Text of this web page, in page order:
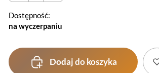
Dostępność:
na wyczerpaniu
Dodaj do koszyka